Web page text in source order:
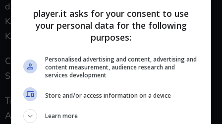
di sfondo. Nel menù EXTRA nella sezione
KARRIERA OFFLINE, modificate la vostra KOMBAT
KARD con Trianolo/Y.
Canguro
Salta 30 volte in un match.
Trollali
Abbassati 30 volte durante la sequenza delle
player.it asks for your consent to use
your personal data for the following
purposes:
Personalised advertising and content, advertising and
content measurement, audience research and
services development
Store and/or access information on a device
Learn more